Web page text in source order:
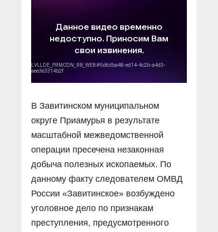
В Завитинском муниципальном
округе Приамурья в результате
масштабной межведомственной
операции пресечена незаконная
добыча полезных ископаемых. По
данному факту следователем ОМВД
России «Завитинское» возбуждено
уголовное дело по признакам
преступления, предусмотренного